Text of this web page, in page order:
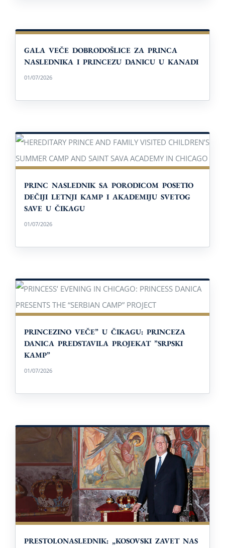
GALA VEČE DOBRODOŠLICE ZA PRINCA
NASLEDNIKA I PRINCEZU DANICU U KANADI
01/07/2026
PRINC NASLEDNIK SA PORODICOM POSETIO
SAVE U ČIKAGU
PRINC NASLEDNIK SA PORODICOM POSETIO
DEČIJI LETNJI KAMP I AKADEMIJU SVETOG
SAVE U ČIKAGU
01/07/2026
PRINCEZINO VEČE” U ČIKAGU: PRINCEZA
KAMP”
PRINCEZINO VEČE” U ČIKAGU: PRINCEZA
DANICA PREDSTAVILA PROJEKAT ”SRPSKI
KAMP”
01/07/2026
PRESTOLONASLEDNIK: „KOSOVSKI ZAVET NAS
PODSEĆA DA OSTANEMO VERNI
VANVREMENSKIM PRINCIPIMA ČASTI I
ČESTITOSTI”
PRESTOLONASLEDNIK: „KOSOVSKI ZAVET NAS